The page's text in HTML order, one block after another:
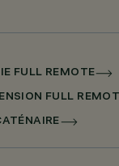
FULL REMOTE
FULL